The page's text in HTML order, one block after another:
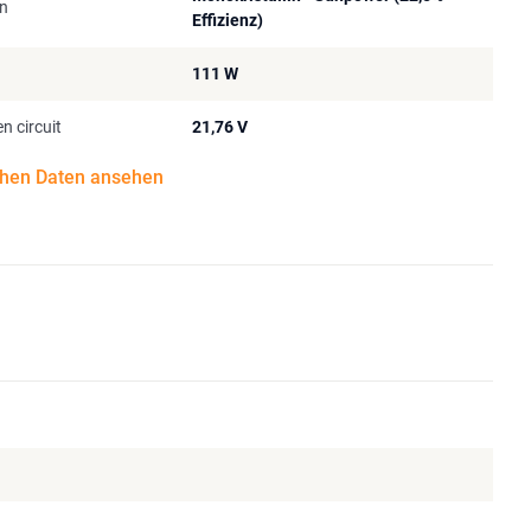
Effizienz)
111 W
circuit 21,76 V
Daten ansehen